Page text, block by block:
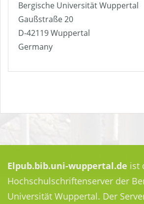
Bergische Universität Wuppertal
Gaußstraße 20
D-42119 Wuppertal
Germany
Elpub.bib.uni-wuppertal.de ist
Hochschulschriftenserver der
Universität Wuppertal. Der